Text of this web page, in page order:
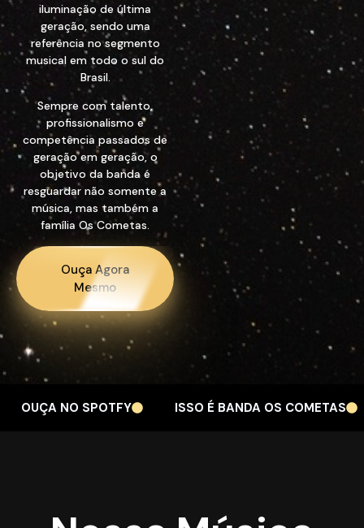
iluminação de última
geração, sendo uma
referência no segmento
musical em todo o sul do
Brasil.
Sempre com talento,
profissionalismo e
competência passados de
geração em geração, o
objetivo da banda é
resguardar não somente a
música, mas também a
família Os Cometas.
Ouça Agora
Mesmo
NO SPOTFY ISSO É BANDA OS COMETAS